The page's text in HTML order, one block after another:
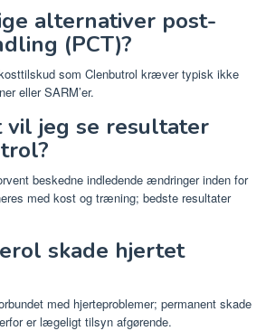
alternativer post-
(PCT)?
som Clenbutrol kræver typisk ikke
eller SARM’er.
jeg se resultater
beskedne indledende ændringer inden for
med kost og træning; bedste resultater
skade hjertet
med hjerteproblemer; permanent skade
er lægeligt tilsyn afgørende.